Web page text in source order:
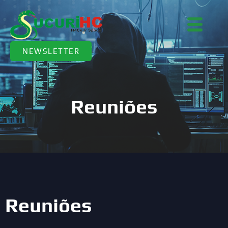
NEWSLETTER
Reuniões
Reuniões